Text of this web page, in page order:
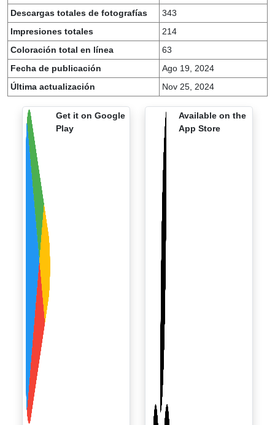
Descargas totales de fotografías
343
Impresiones totales
214
Coloración total en línea
63
Fecha de publicación
Ago 19, 2024
Última actualización
Nov 25, 2024
Get it on Google
Play
Available on the
App Store